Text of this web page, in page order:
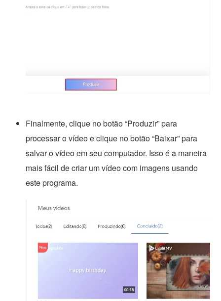
Finalmente, clique no botão “Produzir” para
processar o vídeo e clique no botão “Baixar” para
salvar o vídeo em seu computador. Isso é a maneira
mais fácil de criar um vídeo com imagens usando
este programa.